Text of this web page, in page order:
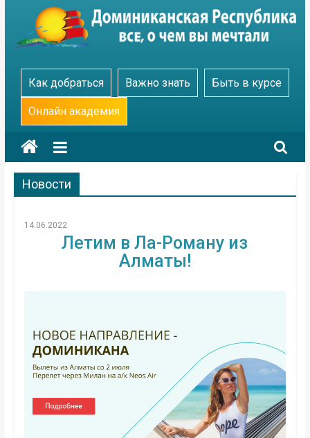
content
Go
Dominicana
Как добраться Важно знать Быть в курсе
Онлайн академия
Новости
14.06.2022
Летим в Ла-Роману из
Алматы!